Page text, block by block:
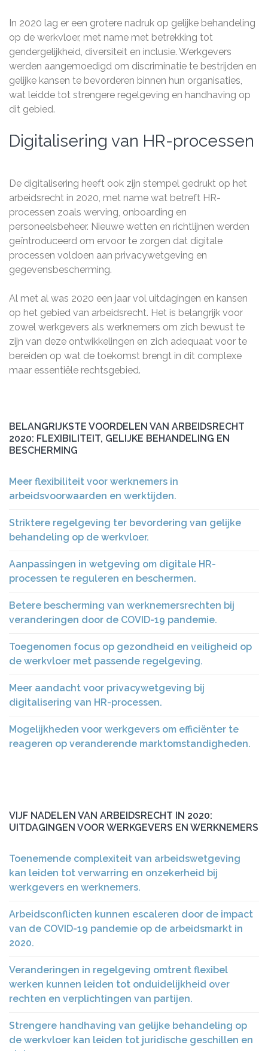
In 2020 lag er een grotere nadruk op gelijke behandeling
op de werkvloer, met name met betrekking tot
gendergelijkheid, diversiteit en inclusie. Werkgevers
werden aangemoedigd om discriminatie te bestrijden en
gelijke kansen te bevorderen binnen hun organisaties,
wat leidde tot strengere regelgeving en handhaving op
dit gebied.
Digitalisering van HR-processen
De digitalisering heeft ook zijn stempel gedrukt op het
arbeidsrecht in 2020, met name wat betreft HR-
processen zoals werving, onboarding en
personeelsbeheer. Nieuwe wetten en richtlijnen werden
geïntroduceerd om ervoor te zorgen dat digitale
processen voldoen aan privacywetgeving en
gegevensbescherming.
Al met al was 2020 een jaar vol uitdagingen en kansen
op het gebied van arbeidsrecht. Het is belangrijk voor
zowel werkgevers als werknemers om zich bewust te
zijn van deze ontwikkelingen en zich adequaat voor te
bereiden op wat de toekomst brengt in dit complexe
maar essentiële rechtsgebied.
BELANGRIJKSTE VOORDELEN VAN ARBEIDSRECHT
2020: FLEXIBILITEIT, GELIJKE BEHANDELING EN
BESCHERMING
Meer flexibiliteit voor werknemers in
arbeidsvoorwaarden en werktijden.
Striktere regelgeving ter bevordering van gelijke
behandeling op de werkvloer.
Aanpassingen in wetgeving om digitale HR-
processen te reguleren en beschermen.
Betere bescherming van werknemersrechten bij
veranderingen door de COVID-19 pandemie.
Toegenomen focus op gezondheid en veiligheid op
de werkvloer met passende regelgeving.
Meer aandacht voor privacywetgeving bij
digitalisering van HR-processen.
Mogelijkheden voor werkgevers om efficiënter te
reageren op veranderende marktomstandigheden.
VIJF NADELEN VAN ARBEIDSRECHT IN 2020:
UITDAGINGEN VOOR WERKGEVERS EN WERKNEMERS
Toenemende complexiteit van arbeidswetgeving
kan leiden tot verwarring en onzekerheid bij
werkgevers en werknemers.
Arbeidsconflicten kunnen escaleren door de impact
van de COVID-19 pandemie op de arbeidsmarkt in
2020.
Veranderingen in regelgeving omtrent flexibel
werken kunnen leiden tot onduidelijkheid over
rechten en verplichtingen van partijen.
Strengere handhaving van gelijke behandeling op
de werkvloer kan leiden tot juridische geschillen en